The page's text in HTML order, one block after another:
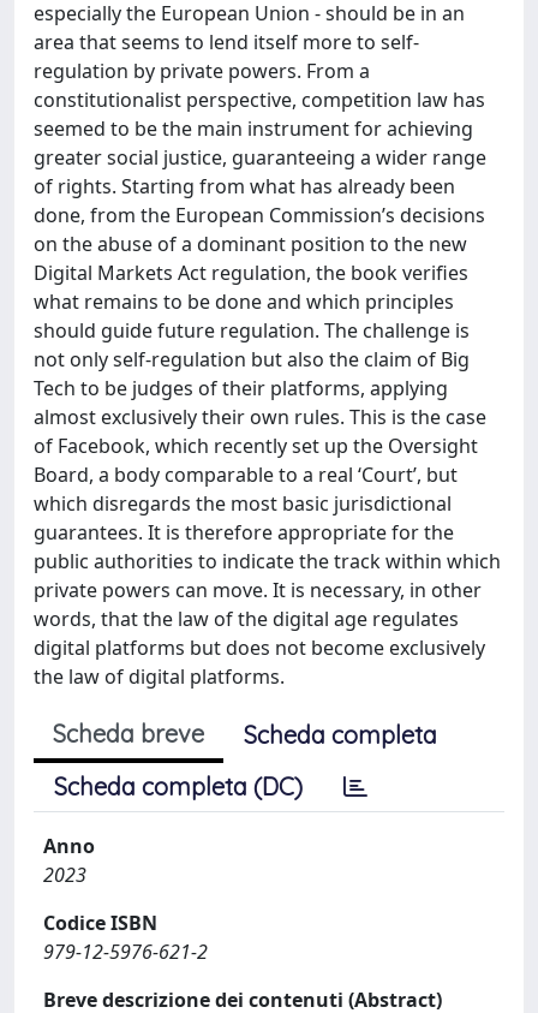
especially the European Union - should be in an
area that seems to lend itself more to self-
regulation by private powers. From a
constitutionalist perspective, competition law has
seemed to be the main instrument for achieving
greater social justice, guaranteeing a wider range
of rights. Starting from what has already been
done, from the European Commission’s decisions
on the abuse of a dominant position to the new
Digital Markets Act regulation, the book verifies
what remains to be done and which principles
should guide future regulation. The challenge is
not only self-regulation but also the claim of Big
Tech to be judges of their platforms, applying
almost exclusively their own rules. This is the case
of Facebook, which recently set up the Oversight
Board, a body comparable to a real ‘Court’, but
which disregards the most basic jurisdictional
guarantees. It is therefore appropriate for the
public authorities to indicate the track within which
private powers can move. It is necessary, in other
words, that the law of the digital age regulates
digital platforms but does not become exclusively
the law of digital platforms.
Scheda breve
Scheda completa
Scheda completa (DC)
Anno
2023
Codice ISBN
979-12-5976-621-2
Breve descrizione dei contenuti (Abstract)